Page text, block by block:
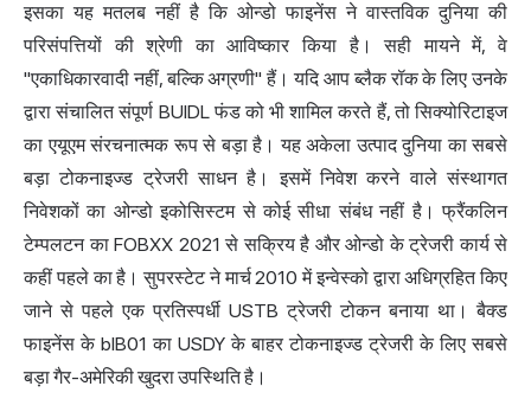
इसका यह मतलब नहीं है कि ओन्डो फाइनेंस ने वास्तविक दुनिया की
परिसंपत्तियों की श्रेणी का आविष्कार किया है। सही मायने में, वे
"एकाधिकारवादी नहीं, बल्कि अग्रणी" हैं। यदि आप ब्लैक रॉक के लिए उनके
द्वारा संचालित संपूर्ण BUIDL फंड को भी शामिल करते हैं, तो सिक्योरिटाइज
का एयूएम संरचनात्मक रूप से बड़ा है। यह अकेला उत्पाद दुनिया का सबसे
बड़ा टोकनाइज्ड ट्रेजरी साधन है। इसमें निवेश करने वाले संस्थागत
निवेशकों का ओन्डो इकोसिस्टम से कोई सीधा संबंध नहीं है। फ्रैंकलिन
टेम्पलटन का FOBXX 2021 से सक्रिय है और ओन्डो के ट्रेजरी कार्य से
कहीं पहले का है। सुपरस्टेट ने मार्च 2010 में इन्वेस्को द्वारा अधिग्रहित किए
जाने से पहले एक प्रतिस्पर्धी USTB ट्रेजरी टोकन बनाया था। बैक्ड
फाइनेंस के bIB01 का USDY के बाहर टोकनाइज्ड ट्रेजरी के लिए सबसे
बड़ा गैर-अमेरिकी खुदरा उपस्थिति है।